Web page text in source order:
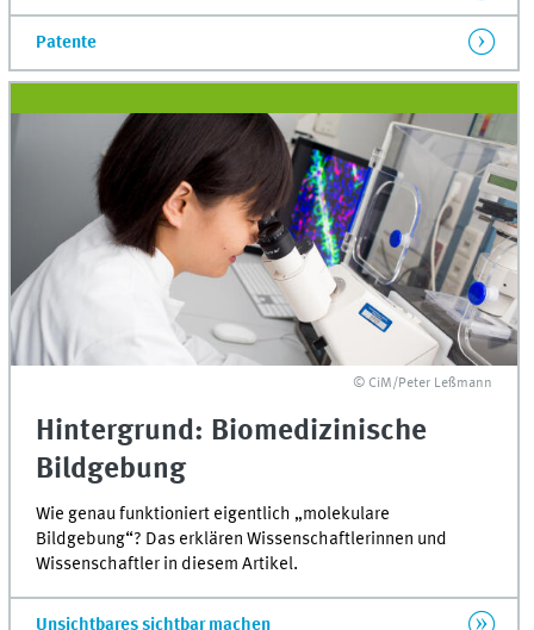
Patente
© CiM/Peter Leßmann
Hintergrund: Biomedizinische
Bildgebung
Wie genau funktioniert eigentlich „molekulare
Bildgebung“? Das erklären Wissenschaftlerinnen und
Wissenschaftler in diesem Artikel.
Unsichtbares sichtbar machen